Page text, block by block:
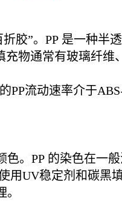
胶”。PP 是一种
物通常有玻璃纤维
流动速率介于ABS
色。PP 的染色在一
用UV稳定剂和碳黑